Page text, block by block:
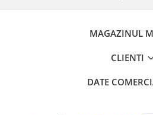
MAGAZINUL
CLIENTI
DATE